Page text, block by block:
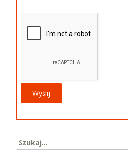
Search for: